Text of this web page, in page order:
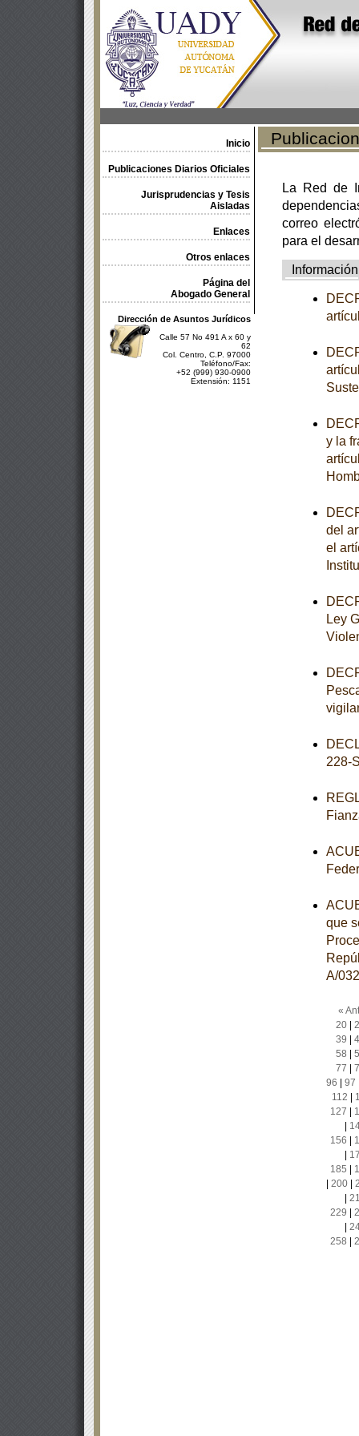
Inicio
Publicaciones Diarios Oficiales
Jurisprudencias y Tesis
Aisladas
Enlaces
Otros enlaces
Página del
Abogado General
Dirección de Asuntos Jurídicos
Calle 57 No 491 A x 60 y
62
Col. Centro, C.P. 97000
Teléfono/Fax:
+52 (999) 930-0900
Extensión: 1151
La Red de
correo
para el
Información
y la
del
el
Ley
228-
que
A/
«
20|
39
58
77
96
97
112
127
156
185
200|
229
258